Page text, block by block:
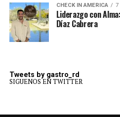
CHECK IN AMERICA 7
Liderazgo con
Díaz Cabrera
Tweets by gastro_rd
SIGUENOS EN TWITTER